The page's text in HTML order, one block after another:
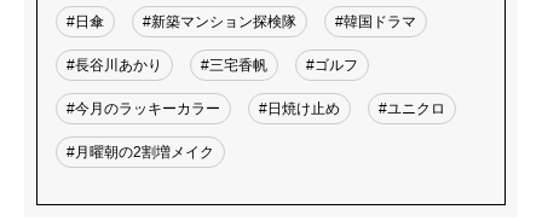
#日傘 #新築マンション探検隊 #韓国ドラマ
#長谷川あかり #三宅香帆 #ゴルフ
#今月のラッキーカラー #日焼け止め #ユニクロ
#月曜朝の2割増メイク